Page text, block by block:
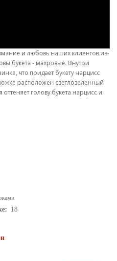
и любовь наших клиентов из-
букета - махровые. Внутри
что придает букету нарцисс
расположен светлозеленный
голову букета нарцисс и
18